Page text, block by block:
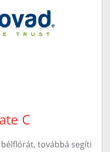
C
továbbá segíti